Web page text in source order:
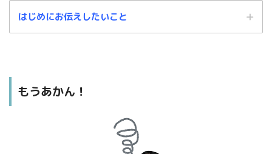
はじめにお伝えしたいこと
この記事は、あくまでもわたしの個人的な解釈に基づくものです。
もうあかん！